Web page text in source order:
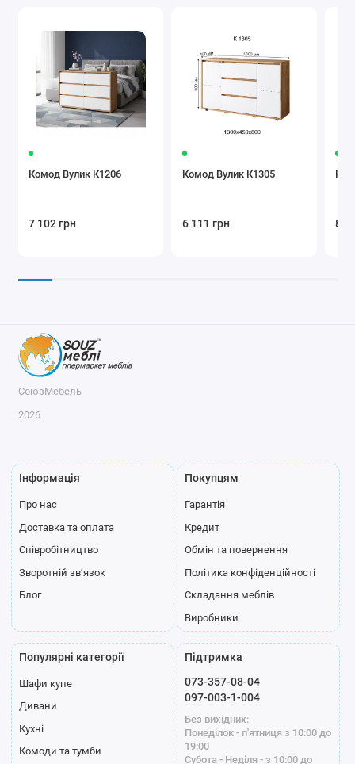
Комод Вулик К1206
7 102 грн
Комод Вулик К1305
6 111 грн 8
СоюзМебель
2026
Інформація
Про нас
Доставка та оплата
Співробітництво
Зворотній зв’язок
Блог
Покупцям
Гарантія
Кредит
Обмін та повернення
Політика конфіденційності
Складання меблів
Виробники
Популярні категорії
Шафи купе
Дивани
Кухні
Комоди та тумби
Підтримка
073-357-08-04
097-003-1-004
Без вихідних:
Понеділок - п'ятниця з 10:00 до
19:00
Субота - Неділя - з 10:00 до